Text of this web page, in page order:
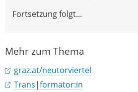
Fortsetzung folgt...
Mehr zum Thema
graz.at/neutorviertel
Trans|formator:in